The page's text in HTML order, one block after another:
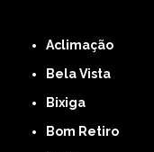
Aclimação
Bela Vista
Bixiga
Bom Retiro